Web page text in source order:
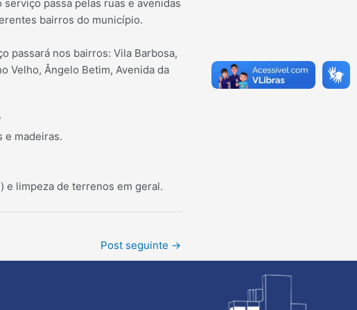
passa pelas ruas e avenidas
bairros do município.
passará nos bairros: Vila Barbosa,
Velho, Ângelo Betim, Avenida da
e madeiras.
e limpeza de terrenos em geral.
Post seguinte →